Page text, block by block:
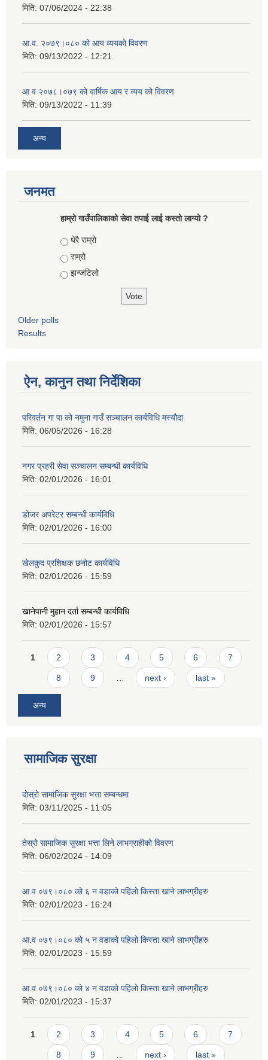
मिति: 07/06/2024 - 22:38
आ.व. २०७९।०८० को आय व्ययको विवरण
मिति: 09/13/2022 - 12:21
आ‍ व २०७८।०७९ को वार्षिक आय र व्यय को विवरण
मिति: 09/13/2022 - 11:39
अन्य
जनमत
हाम्रो गाउँपालिकाको सेवा तपाई लाई कस्तो लाग्यो ?
Choices
धेरै राम्रो
राम्रो
झन्जटिलो
Older polls
Results
ऐन, कानुन तथा निर्देशिका
परिवर्तन गा पा को नमुना गाउँ सञ्चालन कार्यविधि मस्यौदा
मिति: 06/05/2026 - 16:28
नगर प्रहरी सेवा सञ्चालन सम्बन्धी कार्यविधि
मिति: 02/01/2026 - 16:01
डोजर अपरेटर सम्बन्धी कार्यविधि
मिति: 02/01/2026 - 16:00
खेलकुद प्रशिक्षक छनोट कार्यविधि
मिति: 02/01/2026 - 15:59
खानेपानी मुहान दर्ता सम्बन्धी कार्यविधि
मिति: 02/01/2026 - 15:57
Pages
1 2 3 4 5 6 7
8 9 next › last »
अन्य
सामाजिक सुरक्षा
दोस्रो सामाजिक सुरक्षा भत्ता सम्बन्धमा
मिति: 03/11/2025 - 11:05
तेस्रो सामाजिक सुरक्षा भत्ता लिने लाभग्राहीको विवरण
मिति: 06/02/2024 - 14:09
आ.व ०७९।०८० को ६ न‌‍ वडाको पहिलो किस्ता खाने लाभग्रीहरु
मिति: 02/01/2023 - 16:24
आ.व ०७९।०८० को ५ न‌‍ वडाको पहिलो किस्ता खाने लाभग्रीहरु
मिति: 02/01/2023 - 15:59
आ.व ०७९।०८० को ४ न‌‍ वडाको पहिलो किस्ता खाने लाभग्रीहरु
मिति: 02/01/2023 - 15:37
Pages
1 2 3 4 5 6 7
8 9 next › last »